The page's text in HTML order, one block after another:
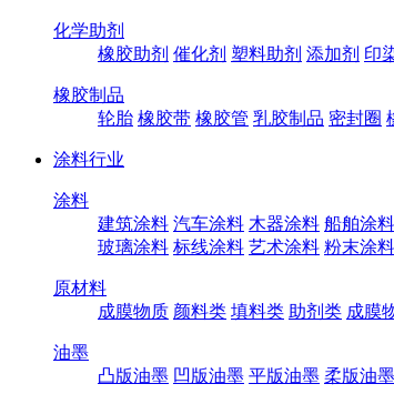
化学助剂
橡胶助剂 催化剂 塑料助剂 添加剂 印
橡胶制品
轮胎 橡胶带 橡胶管 乳胶制品 密封圈
涂料行业
涂料
建筑涂料 汽车涂料 木器涂料 船舶涂料
玻璃涂料 标线涂料 艺术涂料 粉末涂料
原材料
成膜物质 颜料类 填料类 助剂类 成膜
油墨
凸版油墨 凹版油墨 平版油墨 柔版油墨